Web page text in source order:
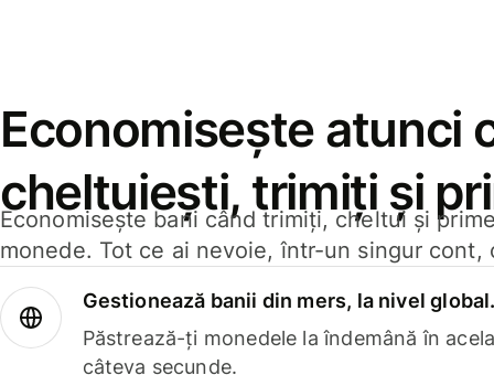
Economisește atunci
cheltuiești, trimiți și
Economisește bani când trimiți, cheltui și
monede. Tot ce ai nevoie, într-un singur cont,
Gestionează banii din mers, la nivel
Păstrează-ți monedele la îndemână în
câteva secunde.